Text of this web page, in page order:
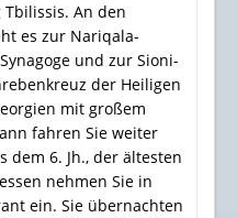
An den
es zur Nariqala-
und zur Sioni-
der Heiligen
mit großem
fahren Sie weiter
dem 6. Jh., der ältesten
nehmen Sie in
ein. Sie übernachten